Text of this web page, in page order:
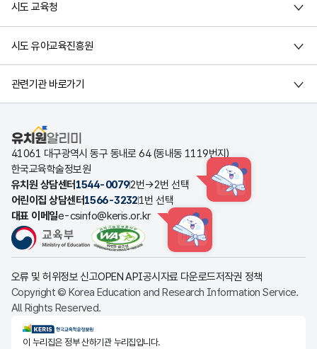
시도 교육청
시도 유아교육진흥원
관련기관 바로가기
유치원알리미
41061 대구광역시 동구 동내로 64 (동내동 1119번지)
한국교육학술정보원
유치원 상담센터 1544-00792번→2번 선택 HINT
어린이집 상담센터1566-32321번 선택
대표 이메일e-csinfo@keris.or.kr
HINT
오류 및 허위정보 신고OPEN API공시자료 다운로드저작권 정책
Copyright © Korea Education and Research Information Service.
All Rights Reserved.
KERIS한국교육학술정보원
이 누리집은 정부 산하기관 누리집입니다.